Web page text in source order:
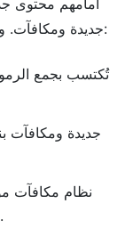
تفتح له Brawlers جديدة ومكافآت. ومن أبرز عناصر هذا التقدم:
حصرية وBrawlers وعملات داخل اللعبة.